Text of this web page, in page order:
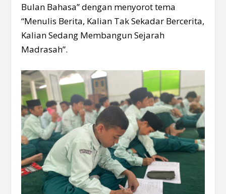
Bulan Bahasa” dengan menyorot tema
“Menulis Berita, Kalian Tak Sekadar Bercerita,
Kalian Sedang Membangun Sejarah
Madrasah”.